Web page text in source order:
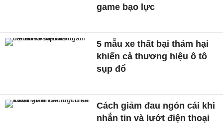
game bạo lực
5 mẫu xe thất bại thảm hại
khiến cả thương hiệu ô tô
sụp đổ
Cách giảm đau ngón cái khi
nhắn tin và lướt điện thoại